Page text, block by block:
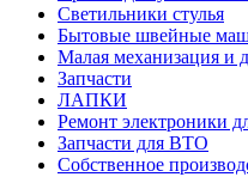
Светильники стулья
Бытовые швейные
Малая механизация и
Запчасти
ЛАПКИ
Ремонт электроники
Запчасти для ВТО
Собственное